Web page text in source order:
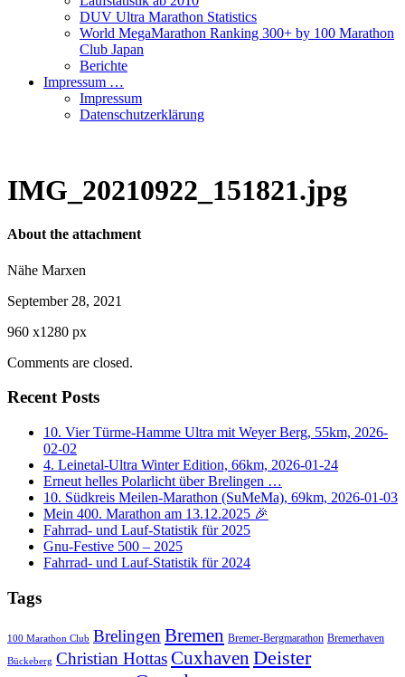
DUV Ultra Marathon Statistics
World MegaMarathon Ranking 300+ by 100 Marathon
Club Japan
Berichte
Impressum …
Impressum
Datenschutzerklärung
IMG_20210922_151821.jpg
About the attachment
Nähe Marxen
September 28, 2021
960 x1280 px
Comments are closed.
Recent Posts
10. Vier Türme-Hamme Ultra mit Weyer Berg, 55km, 2026-
02-02
4. Leinetal-Ultra Winter Edition, 66km, 2026-01-24
Erneut helles Polarlicht über Brelingen …
10. Südkreis Meilen-Marathon (SuMeMa), 69km, 2026-01-03
Mein 400. Marathon am 13.12.2025 🎉
Fahrrad- und Lauf-Statistik für 2025
Gnu-Festive 500 – 2025
Fahrrad- und Lauf-Statistik für 2024
Tags
100 Marathon Club BrelingenBremen Bremer-Bergmarathon Bremerhaven
Bückeberg Christian HottasCuxhaven Deister